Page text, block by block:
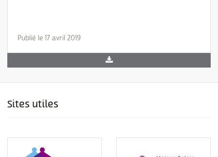
Publié le 17 avril 2019
Sites utiles